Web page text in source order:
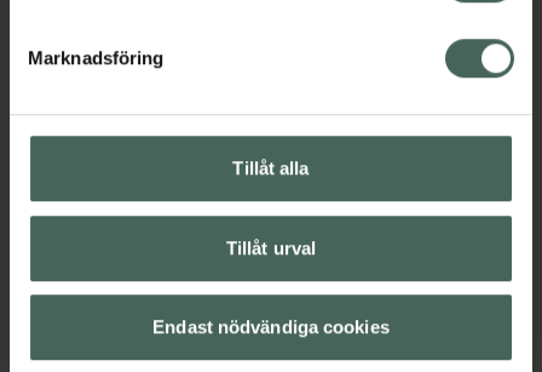
Marknadsföring
Tillåt alla
Tillåt urval
Endast nödvändiga cookies
hjälpa just dig att må lite bättre. Välkommen att prata
Handla tryggt
Leverans, betalning och retur
Sajtens tillgänglighet
Köpvillkor